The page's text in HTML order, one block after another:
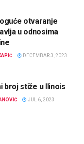
otvaranje
u odnosima
DECEMBAR 3, 2023
broj stiže u Ilinois
JUL 6, 2023